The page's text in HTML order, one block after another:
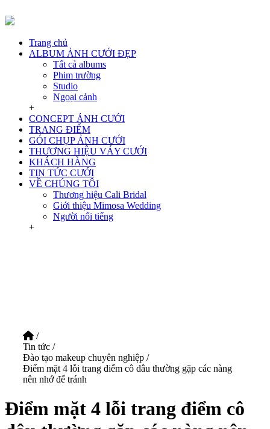
Trang chủ
ALBUM ẢNH CƯỚI ĐẸP
Tất cả albums
Phim trường
Studio
Ngoại cảnh
+
CONCEPT ẢNH CƯỚI
TRANG ĐIỂM
GÓI CHỤP ẢNH CƯỚI
THƯƠNG HIỆU VÁY CƯỚI
KHÁCH HÀNG
TIN TỨC CƯỚI
VỀ CHÚNG TÔI
Thương hiệu Cali Bridal
Giới thiệu Mimosa Wedding
Người nổi tiếng
+
/
Tin tức /
Đào tạo makeup chuyên nghiệp /
Điểm mặt 4 lỗi trang điểm cô dâu thường gặp các nàng
nên nhớ để tránh
Điểm mặt 4 lỗi trang điểm cô